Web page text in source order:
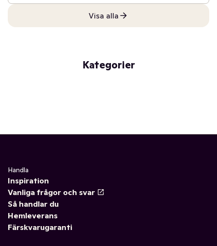
Visa alla
Kategorier
Handla
Inspiration
Vanliga frågor och svar
Så handlar du
Hemleverans
Färskvarugaranti